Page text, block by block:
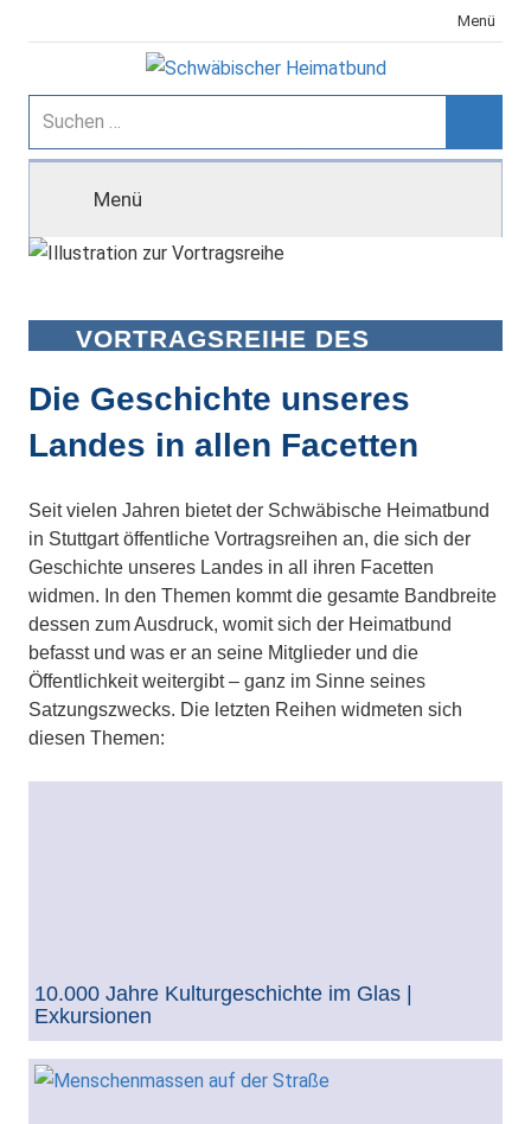
Inhalt
Menü
Schwäbischer
Heimatbund
Suchen
nach:
Menü
VORTRAGSREIHE DES
HEIMATBUNDES
Die Geschichte unseres
Landes in allen Facetten
Seit vielen Jahren bietet der Schwäbische Heimatbund
in Stuttgart öffentliche Vortragsreihen an, die sich der
Geschichte unseres Landes in all ihren Facetten
widmen. In den Themen kommt die gesamte Bandbreite
dessen zum Ausdruck, womit sich der Heimatbund
befasst und was er an seine Mitglieder und die
Öffentlichkeit weitergibt – ganz im Sinne seines
Satzungszwecks. Die letzten Reihen widmeten sich
diesen Themen:
10.000 Jahre Kulturgeschichte im Glas |
Exkursionen